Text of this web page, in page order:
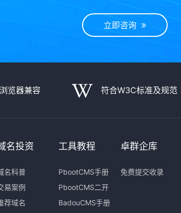
立即咨询
览器兼容 符合W3C标准及规范
名投资
名科普
易案例
荐域名
工具教程
PbootCMS手册
PbootCMS二开
BadouCMS手册
卓群企库
免费提交收录